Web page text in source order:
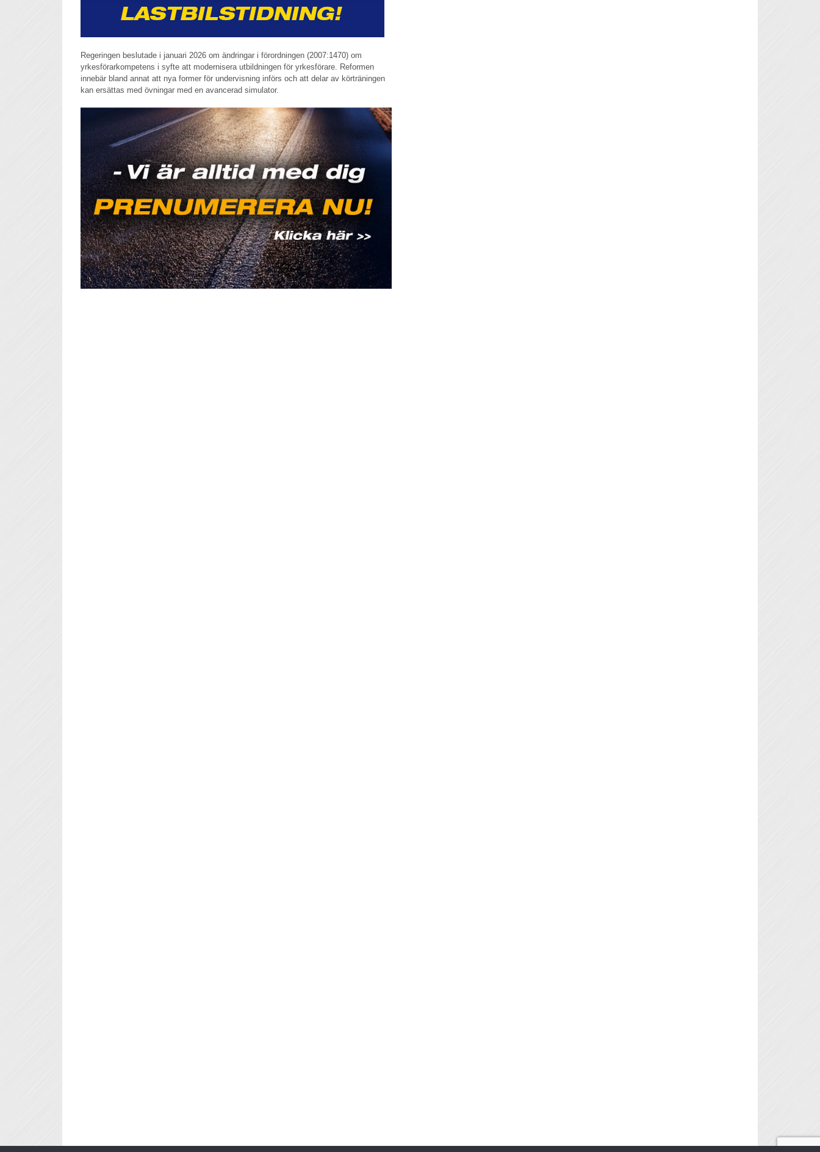
Regeringen beslutade i januari 2026 om ändringar i förordningen (2007:1470) om
yrkesförarkompetens i syfte att modernisera utbildningen för yrkesförare. Reformen
innebär bland annat att nya former för undervisning införs och att delar av körträningen
kan ersättas med övningar med en avancerad simulator.